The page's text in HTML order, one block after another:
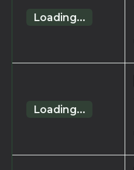
Loading...
Loading...